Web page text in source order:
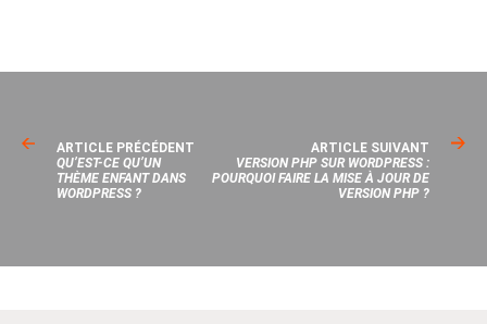
ARTICLE PRÉCÉDENT
QU’EST-CE QU’UN
THÈME ENFANT DANS
WORDPRESS ?
ARTICLE SUIVANT
VERSION PHP SUR WORDPRESS :
POURQUOI FAIRE LA MISE À JOUR DE
VERSION PHP ?